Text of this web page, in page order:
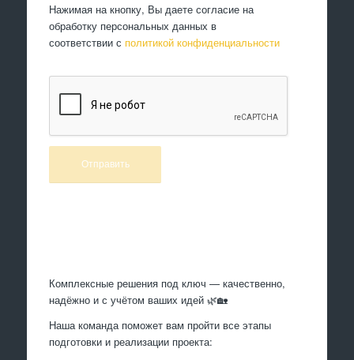
Нажимая на кнопку, Вы даете согласие на
обработку персональных данных в
соответствии с политикой конфиденциальности
Комплексные решения под ключ — качественно,
надёжно и с учётом ваших идей 🌿🏡
Наша команда поможет вам пройти все этапы
подготовки и реализации проекта: